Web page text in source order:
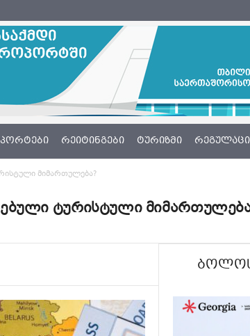
ᲠᲔᲘᲢᲘᲜᲒᲔᲑᲘ ᲢᲣᲠᲘᲖᲛᲘ
მიმართულება?
ტურისტული